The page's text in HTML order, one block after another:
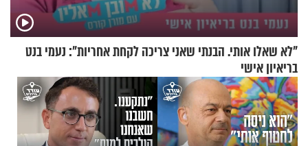
"לא שאלו אותי. הבנתי שאני צריכה לקחת אחריות": נעמי בנט
בריאיון אישי